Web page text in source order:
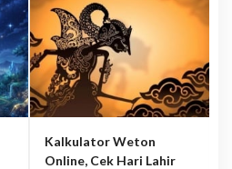
Kalkulator Weton
Online, Cek Hari Lahir